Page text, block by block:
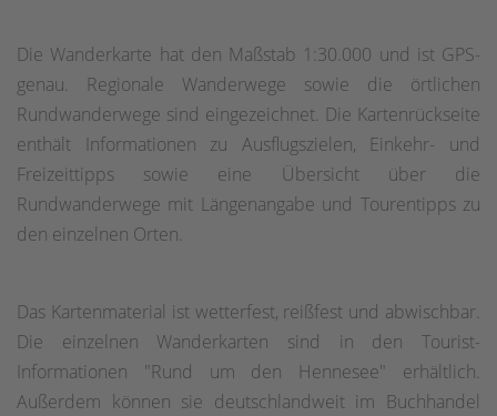
Die Wanderkarte hat den Maßstab 1:30.000 und ist GPS-
genau. Regionale Wanderwege sowie die örtlichen
Rundwanderwege sind eingezeichnet. Die Kartenrückseite
enthält Informationen zu Ausflugszielen, Einkehr- und
Freizeittipps sowie eine Übersicht über die
Rundwanderwege mit Längenangabe und Tourentipps zu
den einzelnen Orten.
Das Kartenmaterial ist wetterfest, reißfest und abwischbar.
Die einzelnen Wanderkarten sind in den Tourist-
Informationen "Rund um den Hennesee" erhältlich.
Außerdem können sie deutschlandweit im Buchhandel